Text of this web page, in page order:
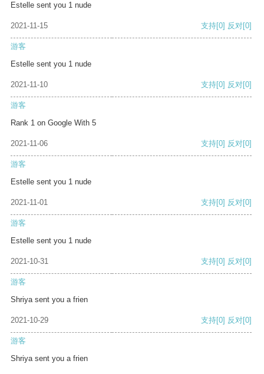
Estelle sent you 1 nude
2021-11-15 支持[0] 反对[0]
游客
Estelle sent you 1 nude
2021-11-10 支持[0] 反对[0]
游客
Rank 1 on Google With 5
2021-11-06 支持[0] 反对[0]
游客
Estelle sent you 1 nude
2021-11-01 支持[0] 反对[0]
游客
Estelle sent you 1 nude
2021-10-31 支持[0] 反对[0]
游客
Shriya sent you a frien
2021-10-29 支持[0] 反对[0]
游客
Shriya sent you a frien